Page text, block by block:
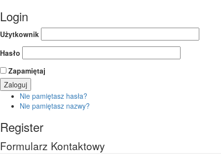
Login
Użytkownik
Hasło
Zapamiętaj
Nie pamiętasz hasła?
Nie pamiętasz nazwy?
Register
Formularz Kontaktowy